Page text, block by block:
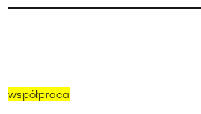
współpraca